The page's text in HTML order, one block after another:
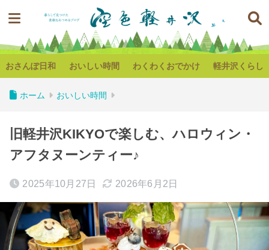
おさんぽ日和 おいしい時間 わくわくおでかけ 軽井沢くらし
ホーム おいしい時間
旧軽井沢KIKYOで楽しむ、ハロウィン・
アフタヌーンティー♪
2025年10月27日 2026年6月2日